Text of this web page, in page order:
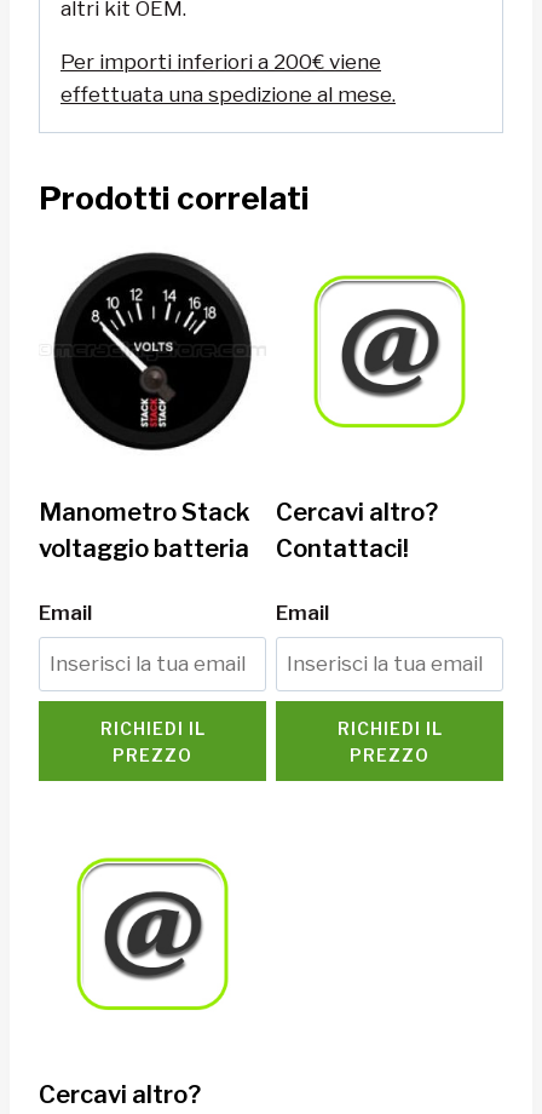
altri kit OEM.
Per importi inferiori a 200€ viene
effettuata una spedizione al mese.
Prodotti correlati
Manometro Stack
voltaggio batteria
Email
RICHIEDI IL
PREZZO
Cercavi altro?
Contattaci!
Email
RICHIEDI IL
PREZZO
Cercavi altro?